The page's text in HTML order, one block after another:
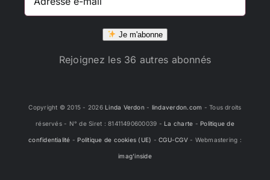
Je m'abonne
Rejoignez les 36 autres abonnés
Copyright © 2015 - 2026 Linda Verdon- lindaverdon.com - Tous droits
réservés - N° de Siret : 81411490600039 - La charte - Politique de
confidentialité - Politique de cookies (UE) -CGU-CGV- Webmastering :
imag'inside